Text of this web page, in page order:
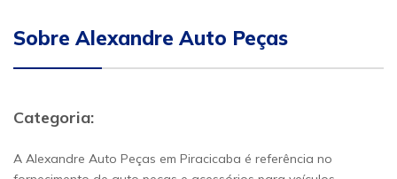
Sobre Alexandre Auto Peças
Categoria:
A Alexandre Auto Peças em Piracicaba é referência no